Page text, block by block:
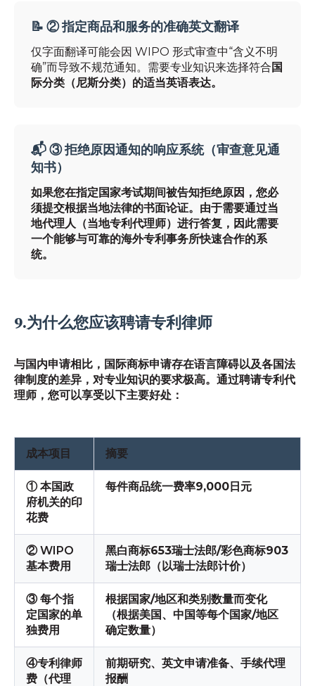
📝 ② 指定商品和服务的准确英文翻译
仅字面翻译可能会因 WIPO 形式审查中“含义不明
确”而导致不规范通知。需要专业知识来选择符合 国
际分类（尼斯分类）的适当英语表达。
📬 ③ 拒绝原因通知的响应系统（审查意见通
知书）
如果您在指定国家考试期间被告知拒绝原因，您必
须提交根据当地法律的书面论证。由于需要通过当
地代理人（当地专利代理师）进行答复，因此需要
一个能够与可靠的海外专利事务所快速合作的系
统。
9.为什么您应该聘请专利律师
与国内申请相比，国际商标申请存在语言障碍以及各国法
律制度的差异，对专业知识的要求极高。通过聘请专利代
理师，您可以享受以下主要好处：
成本项目 摘要
① 本国政
府机关的印
花费
每件商品统一费率9,000日元
② WIPO
基本费用
黑白商标653瑞士法郎/彩色商标903
瑞士法郎 （以瑞士法郎计价）
③ 每个指
定国家的单
独费用
根据国家/地区和类别数量而变化
（根据美国、中国等每个国家/地区
确定数量）
④专利律师
费（代理
前期研究、英文申请准备、手续代理
报酬